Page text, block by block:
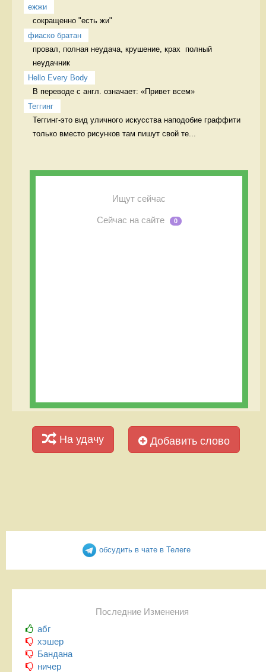
ежжи
сокращенно "есть жи"
фиаско братан
провал, полная неудача, крушение, крах  полный
неудачник
Hello Every Body
В переводе с англ. означает: «Привет всем»
Теггинг
Теггинг-это вид уличного искусства наподобие граффити
только вместо рисунков там пишут свой те...
Ищут сейчас
Сейчас на сайте 0
На удачу Добавить слово
обсудить в чате в Телеге
Последние Изменения
абг
хэшер
Бандана
ничер